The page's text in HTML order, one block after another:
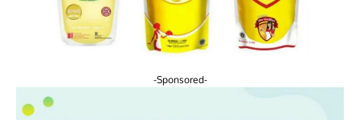
-Sponsored-